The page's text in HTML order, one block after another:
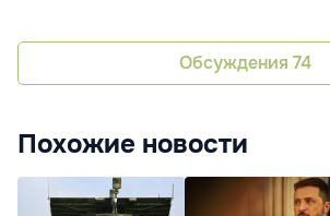
Обсуждения 74
Похожие новости